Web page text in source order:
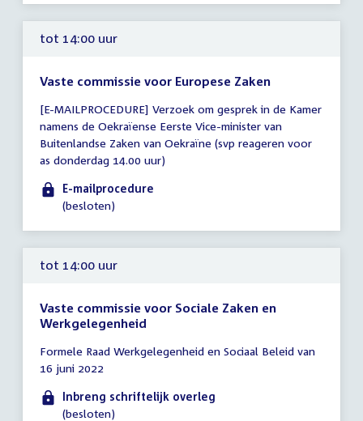
tot 14:00 uur
Vaste commissie voor Europese Zaken
vergadering
tot
14:00
uur
[E-MAILPROCEDURE] Verzoek om gesprek in de Kamer
namens de Oekraïense Eerste Vice-minister van
Buitenlandse Zaken van Oekraïne (svp reageren voor
as donderdag 14.00 uur)
E-mailprocedure
(besloten)
tot 14:00 uur
Vaste commissie voor Sociale Zaken en
Werkgelegenheid
vergadering
tot
14:00
uur
Formele Raad Werkgelegenheid en Sociaal Beleid van
16 juni 2022
Inbreng schriftelijk overleg
(besloten)